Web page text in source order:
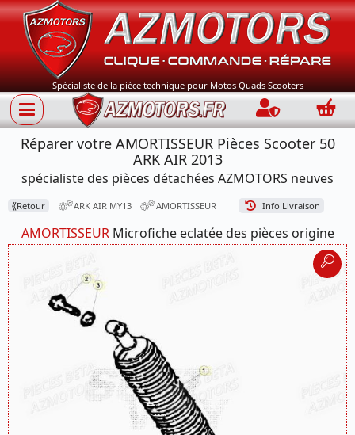
Spécialiste de la pièce technique pour Motos Quads Scooters
Connection
Réparer votre AMORTISSEUR Pièces Scooter 50
ARK AIR 2013
spécialiste des pièces détachées AZMOTORS neuves
⟪Retour ARK AIR MY13 AMORTISSEUR Info Livraison
AMORTISSEURMicrofiche eclatée des pièces origine